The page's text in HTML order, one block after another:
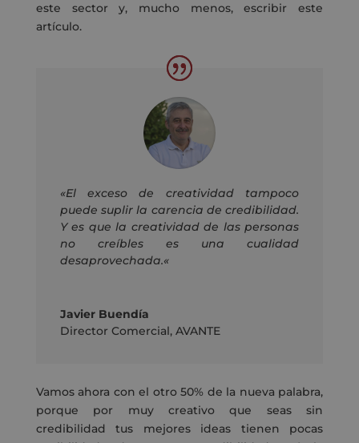
este sector y, mucho menos, escribir este
artículo.
«El exceso de creatividad tampoco
puede suplir la carencia de credibilidad.
Y es que la creatividad de las personas
no creíbles es una cualidad
desaprovechada.«
Javier Buendía
Director Comercial, AVANTE
Vamos ahora con el otro 50% de la nueva palabra,
porque por muy creativo que seas sin
credibilidad tus mejores ideas tienen pocas